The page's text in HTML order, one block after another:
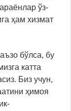
ўз-
ҳам хизмат
бўлса, бу
катта
Биз учун,
ҳимоя